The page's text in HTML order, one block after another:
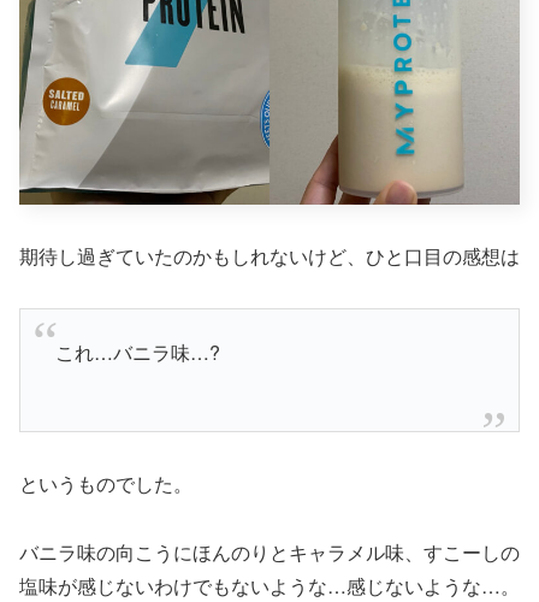
期待し過ぎていたのかもしれないけど、ひと口目の感想は
これ…バニラ味…?
というものでした。
バニラ味の向こうにほんのりとキャラメル味、すこーしの
塩味が感じないわけでもないような…感じないような…。